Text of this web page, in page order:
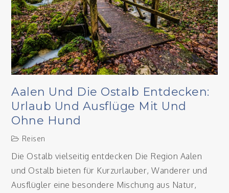
Aalen Und Die Ostalb Entdecken:
Urlaub Und Ausflüge Mit Und
Ohne Hund
Reisen
Die Ostalb vielseitig entdecken Die Region Aalen
und Ostalb bieten für Kurzurlauber, Wanderer und
Ausflügler eine besondere Mischung aus Natur,